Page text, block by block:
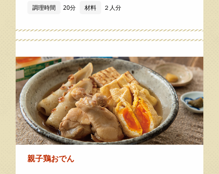
調理時間 20分 材料 ２人分
親子鶏おでん